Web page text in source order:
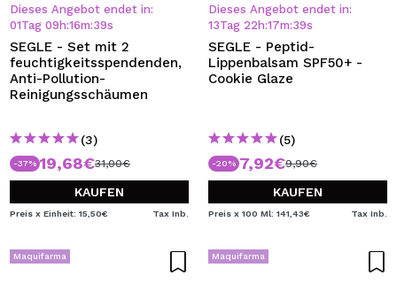
Dieses Angebot endet in:
01Tag 09 h:16m:38s
SEGLE - Set mit 2
feuchtigkeitsspendenden,
Anti-Pollution-
Reinigungsschäumen
(3)
-37% 19,68€31,00€
KAUFEN
Preis x Einheit: 15,50€ Tax Inb.
Dieses Angebot endet in:
13Tag 22 h:17m:38s
SEGLE - Peptid-
Lippenbalsam SPF50+ -
Cookie Glaze
(5)
-20% 7,92€9,90€
KAUFEN
Preis x 100 Ml: 141,43€ Tax Inb.
Maquifarma Maquifarma